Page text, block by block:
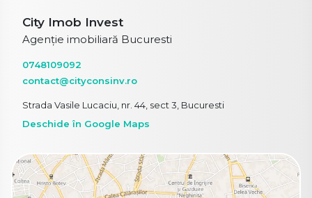
City Imob Invest
Agenție imobiliară Bucuresti
0748109092
contact@cityconsinv.ro
Strada Vasile Lucaciu, nr. 44, sect 3, Bucuresti
Deschide în Google Maps